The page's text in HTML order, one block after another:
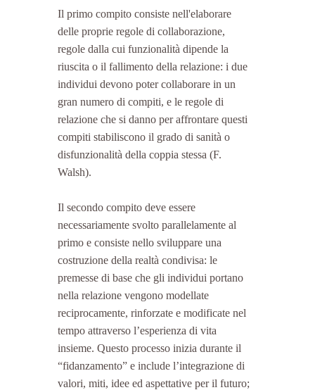
Il primo compito consiste nell'elaborare
delle proprie regole di collaborazione,
regole dalla cui funzionalità dipende la
riuscita o il fallimento della relazione: i due
individui devono poter collaborare in un
gran numero di compiti, e le regole di
relazione che si danno per affrontare questi
compiti stabiliscono il grado di sanità o
disfunzionalità della coppia stessa (F.
Walsh).
Il secondo compito deve essere
necessariamente svolto parallelamente al
primo e consiste nello sviluppare una
costruzione della realtà condivisa: le
premesse di base che gli individui portano
nella relazione vengono modellate
reciprocamente, rinforzate e modificate nel
tempo attraverso l’esperienza di vita
insieme. Questo processo inizia durante il
“fidanzamento” e include l’integrazione di
valori, miti, idee ed aspettative per il futuro;